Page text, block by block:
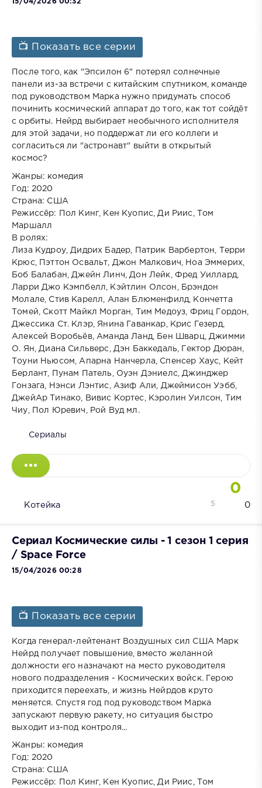
15/04/2026 00:32
📺 Показать все серии
После того, как "Эпсилон 6" потерял солнечные
панели из-за встречи с китайским спутником, команде
под руководством Марка нужно придумать способ
починить космический аппарат до того, как тот сойдёт
с орбиты. Нейрд выбирает необычного исполнителя
для этой задачи, но поддержат ли его коллеги и
согласиться ли "астронавт" выйти в открытый
космос?
Жанры: комедия
Год: 2020
Страна: США
Режиссёр: Пол Кинг, Кен Куопис, Ди Риис, Том
Маршалл
В ролях:
Лиза Кудроу, Дидрих Бадер, Патрик Варбертон, Терри
Крюс, Пэттон Освальт, Джон Малкович, Ноа Эммерих,
Боб Балабан, Джейн Линч, Дон Лейк, Фред Уиллард,
Ларри Джо Кэмпбелл, Кэйтлин Олсон, Брэндон
Молале, Стив Карелл, Алан Блюменфилд, Кончетта
Томей, Скотт Майкл Морган, Тим Медоуз, Фриц Гордон,
Джессика Ст. Клэр, Янина Гаванкар, Крис Гезерд,
Алексей Воробьёв, Аманда Ланд, Бен Шварц, Джимми
О. Ян, Диана Сильверс, Дэн Баккедаль, Гектор Дюран,
Тоуни Ньюсом, Апарна Нанчерла, Спенсер Хаус, Кейт
Берлант, Пунам Патель, Оуэн Дэниелс, Джинджер
Гонзага, Нэнси Лэнтис, Азиф Али, Джеймисон Уэбб,
ДжейАр Тинако, Вивис Кортес, Кэролин Уилсон, Тим
Чиу, Пол Юревич, Рой Вуд мл.
Сериалы
0
Котейка 0
5
Сериал Космические силы - 1 сезон 1 серия
/ Space Force
15/04/2026 00:28
📺 Показать все серии
Когда генерал-лейтенант Воздушных сил США Марк
Нейрд получает повышение, вместо желанной
должности его назначают на место руководителя
нового подразделения - Космических войск. Герою
приходится переехать, и жизнь Нейрдов круто
меняется. Спустя год под руководством Марка
запускают первую ракету, но ситуация быстро
выходит из-под контроля...
Жанры: комедия
Год: 2020
Страна: США
Режиссёр: Пол Кинг, Кен Куопис, Ди Риис, Том